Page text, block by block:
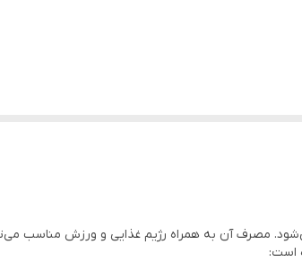
مصرف آن به همراه رژیم غذایی و ورزش مناسب
است: